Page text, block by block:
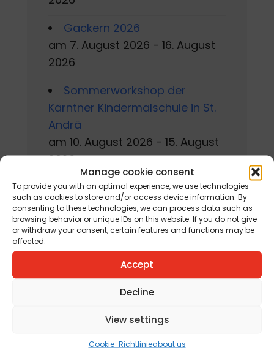
Manage cookie consent
To provide you with an optimal experience, we use technologies
such as cookies to store and/or access device information. By
consenting to these technologies, we can process data such as
browsing behavior or unique IDs on this website. If you do not give
or withdraw your consent, certain features and functions may be
affected.
Accept
Decline
View settings
Cookie-Richtlinieabout us
Gackern 2026
am 7. August 2026 - 16. August
2026
Sommerworkshop der
Kärntner Kindermalschule in St.
Andrä
am 10. August 2026 - 15. August
2026
Jahreskreisfest Schnitterin
„Kräuterbuschen“
am 12. August 2026
„Tag der offenen
Kräutergartentür“
am 15. August 2026